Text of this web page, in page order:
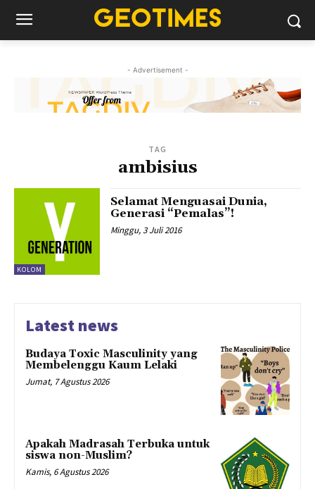
- Advertisement -
TAG
ambisius
KOLOM
Selamat Menguasai Dunia,
Generasi “Pemalas”!
Minggu, 3 Juli 2016
Latest news
Budaya Toxic Masculinity yang
Membelenggu Kaum Lelaki
Jumat, 7 Agustus 2026
Apakah Madrasah Terbuka untuk
siswa non-Muslim?
Kamis, 6 Agustus 2026